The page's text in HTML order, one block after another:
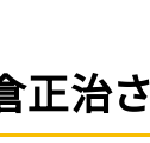
正治